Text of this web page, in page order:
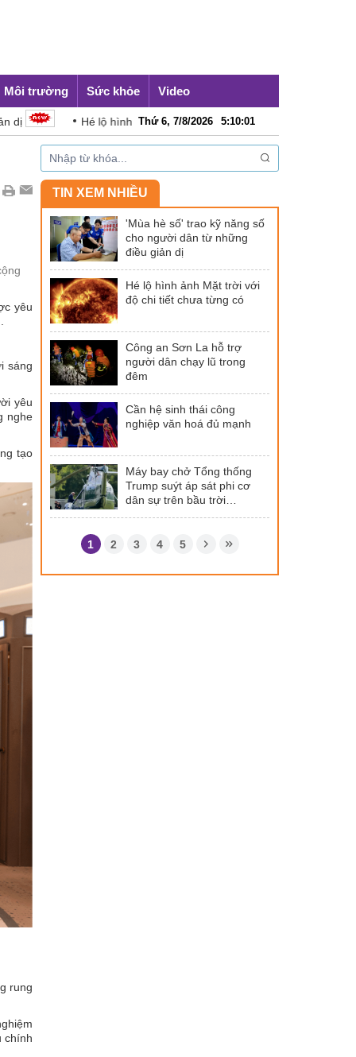
Môi trường Sức khỏe Video
Hé lộ hình ảnh Mặt trời với độ chi tiết chưa từng có
Thứ 6, 7/8/2026 5:10:02
yêu
sáng
yêu
nghe
tạo
rung
chính
TIN XEM NHIỀU
'Mùa hè số' trao kỹ năng số
cho người dân từ những
điều giản dị
Hé lộ hình ảnh Mặt trời với
độ chi tiết chưa từng có
Công an Sơn La hỗ trợ
người dân chạy lũ trong
đêm
Cần hệ sinh thái công
nghiệp văn hoá đủ mạnh
Máy bay chở Tổng thống
Trump suýt áp sát phi cơ
dân sự trên bầu trời
1 2 3 4 5